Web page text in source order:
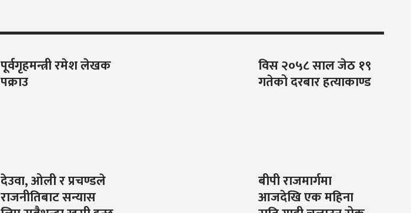
पूर्वगृहमन्त्री रमेश लेखक
पक्राउ
विस २०५८ साल जेठ १९
गतेको दरबार हत्याकाण्ड
देउवा, ओली र प्रचण्डले
राजनीतिबाट सन्यास
बीपी राजमार्गमा
आजदेखि एक महिना